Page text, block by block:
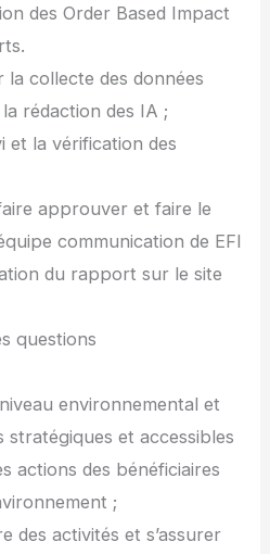
des Order Based Impact
collecte des données
rédaction des IA ;
et la vérification des
approuver et faire le
communication de EFI
du rapport sur le site
questions
environnemental et
et accessibles
actions des bénéficiaires
;
des activités et s’assurer